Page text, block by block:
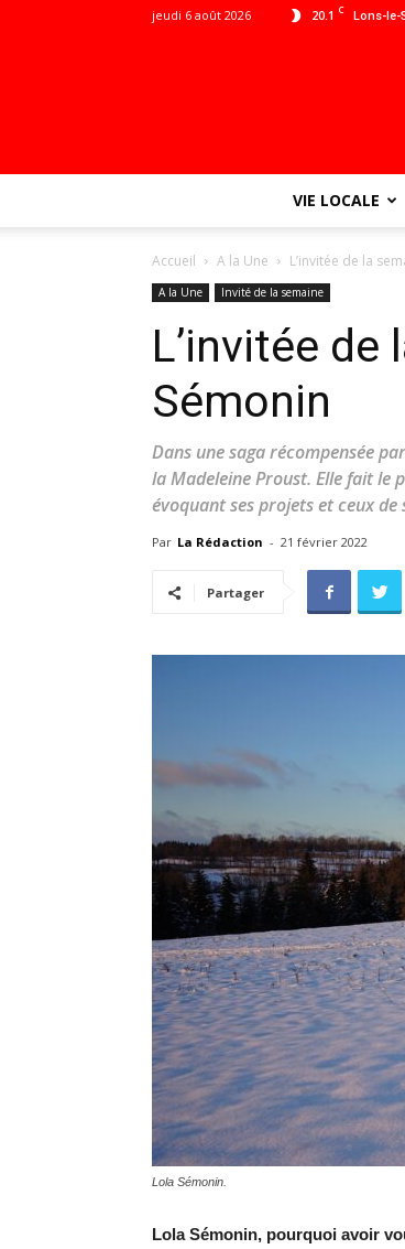
20.1 C Lons-le-
jeudi 6 août 2026
VIE LOCALE
Accueil A la Une L’invitée de la
A la Une Invité de la semaine
L’invitée de
Sémonin
Dans une saga récompensée
la Madeleine Proust. Elle fait le
évoquant ses projets et ceux
Par La Rédaction - 21 février 2022
Partager
Lola Sémonin.
Lola Sémonin, pourquoi avoir